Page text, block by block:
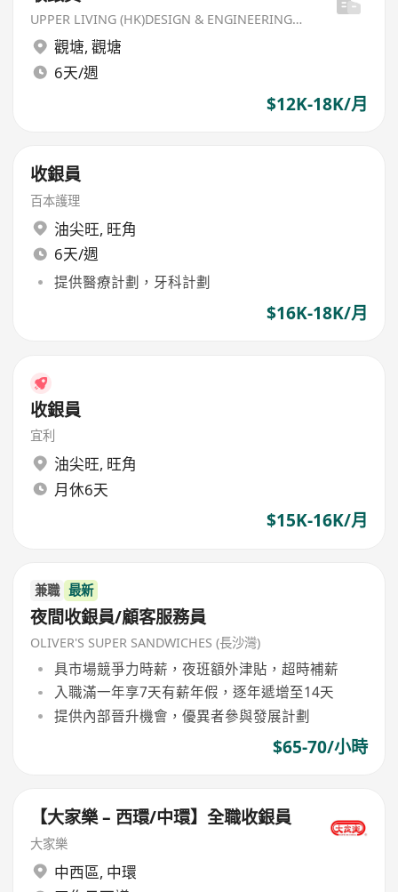
UPPER LIVING (HK)DESIGN & ENGINEERING LIMITED
觀塘, 觀塘
6天/週
$12K-18K/月
收銀員
百本護理
油尖旺, 旺角
6天/週
提供醫療計劃，牙科計劃
$16K-18K/月
收銀員
宜利
油尖旺, 旺角
月休6天
$15K-16K/月
兼職 最新
夜間收銀員/顧客服務員
OLIVER'S SUPER SANDWICHES (長沙灣)
具市場競爭力時薪，夜班額外津貼，超時補薪
入職滿一年享7天有薪年假，逐年遞增至14天
提供內部晉升機會，優異者參與發展計劃
$65-70/小時
【大家樂 – 西環/中環】全職收銀員
大家樂
中西區, 中環